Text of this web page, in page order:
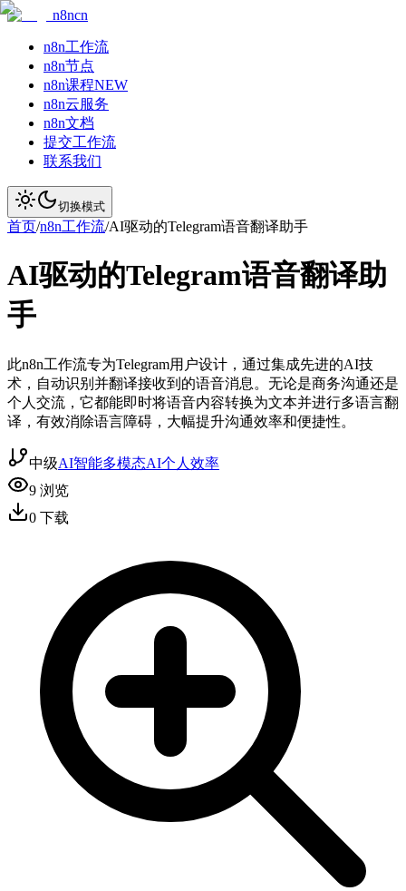
n8ncn
n8n工作流
n8n节点
n8n课程NEW
n8n云服务
n8n文档
提交工作流
联系我们
切换模式
首页/n8n工作流/AI驱动的Telegram语音翻译助手
AI驱动的Telegram语音翻译助
手
此n8n工作流专为Telegram用户设计，通过集成先进的AI技
术，自动识别并翻译接收到的语音消息。无论是商务沟通还是
个人交流，它都能即时将语音内容转换为文本并进行多语言翻
译，有效消除语言障碍，大幅提升沟通效率和便捷性。
中级AI智能多模态AI个人效率
9 浏览
0 下载